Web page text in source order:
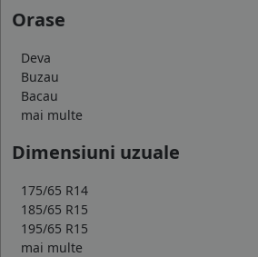
Orase
Deva
Buzau
Bacau
mai multe
Dimensiuni uzuale
175/65 R14
185/65 R15
195/65 R15
mai multe